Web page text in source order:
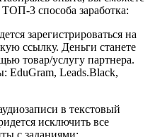
3 способа заработка:
зарегистрироваться на
ссылку. Деньги станете
товар/услугу партнера.
EduGram, Leads.Black,
в текстовый
исключить все